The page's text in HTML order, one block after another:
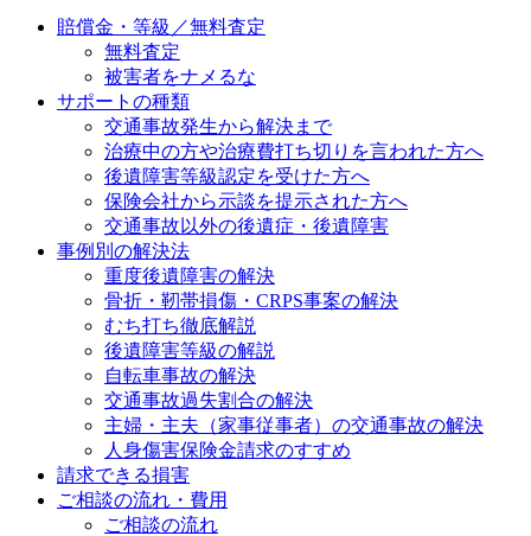
賠償金・等級／無料査定
無料査定
被害者をナメるな
サポートの種類
交通事故発生から解決まで
治療中の方や治療費打ち切りを言われた方へ
後遺障害等級認定を受けた方へ
保険会社から示談を提示された方へ
交通事故以外の後遺症・後遺障害
事例別の解決法
重度後遺障害の解決
骨折・靭帯損傷・CRPS事案の解決
むち打ち徹底解説
後遺障害等級の解説
自転車事故の解決
交通事故過失割合の解決
主婦・主夫（家事従事者）の交通事故の解決
人身傷害保険金請求のすすめ
請求できる損害
ご相談の流れ・費用
ご相談の流れ